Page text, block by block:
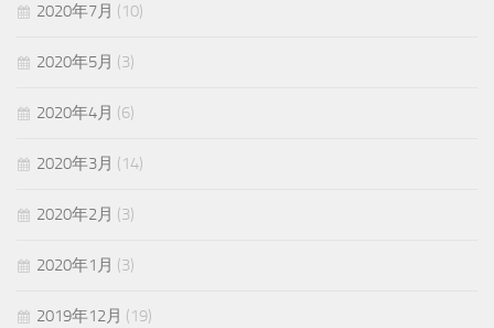
2020年7月 (10)
2020年5月 (3)
2020年4月 (6)
2020年3月 (14)
2020年2月 (3)
2020年1月 (3)
2019年12月 (19)